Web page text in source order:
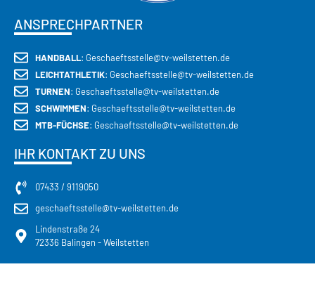
ANSPRECHPARTNER
HANDBALL: Geschaeftsstelle@tv-weilstetten.de
LEICHTATHLETIK: Geschaeftsstelle@tv-weilstetten.de
TURNEN: Geschaeftsstelle@tv-weilstetten.de
SCHWIMMEN: Geschaeftsstelle@tv-weilstetten.de
MTB-FÜCHSE: Geschaeftsstelle@tv-weilstetten.de
IHR KONTAKT ZU UNS
07433 / 9119050
geschaeftsstelle@tv-weilstetten.de
Lindenstraße 24
72336 Balingen - Weilstetten